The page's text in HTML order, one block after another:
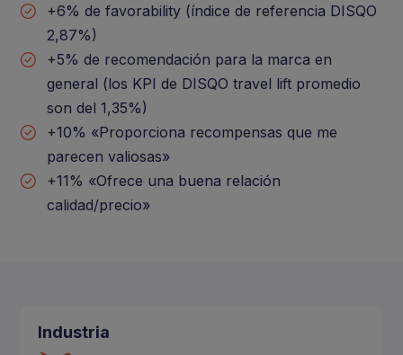
+6% de favorability (índice de referencia DISQO
2,87%)
+5% de recomendación para la marca en
general (los KPI de DISQO travel lift promedio
son del 1,35%)
+10% «Proporciona recompensas que me
parecen valiosas»
+11% «Ofrece una buena relación
calidad/precio»
Industria